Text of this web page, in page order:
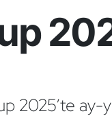
2025’te ay-